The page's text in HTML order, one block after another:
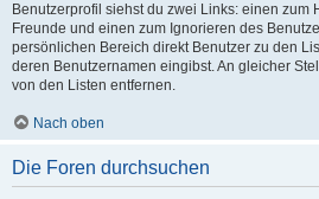
Benutzerprofil siehst du zwei Links: einen zum
Freunde und einen zum Ignorieren des
persönlichen Bereich direkt Benutzer zu den
deren Benutzernamen eingibst. An gleicher
von den Listen entfernen.
Nach oben
Die Foren durchsuchen